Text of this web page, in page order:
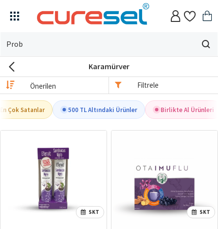
Evin
için
arıyorsun?
Karamürver
Filtrele
Çok Satanlar 500 TL Altındaki Ürünler Birlikte Al Ürünleri
SKT SKT